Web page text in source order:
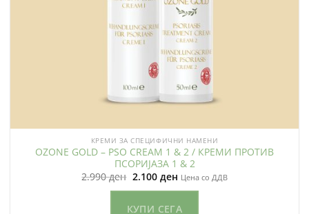
КРЕМИ ЗА СПЕЦИФИЧНИ НАМЕНИ
OZONE GOLD – PSO CREAM 1 & 2 / КРЕМИ ПРОТИВ
ПСОРИЈАЗА 1 & 2
2.990ден Original
price
was:
2.100 денCurrent
price
is:
Цена со ДДВ
КУПИ СЕГА